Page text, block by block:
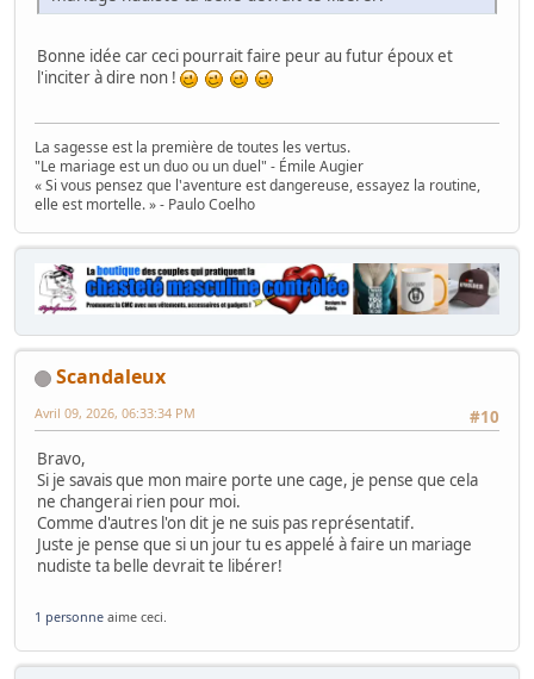
Bonne idée car ceci pourrait faire peur au futur époux et
l'inciter à dire non !
La sagesse est la première de toutes les vertus.
"Le mariage est un duo ou un duel" - Émile Augier
« Si vous pensez que l'aventure est dangereuse, essayez la routine,
elle est mortelle. » - Paulo Coelho
Scandaleux
#10
Avril 09, 2026, 06:33:34 PM
Bravo,
Si je savais que mon maire porte une cage, je pense que cela
ne changerai rien pour moi.
Comme d'autres l'on dit je ne suis pas représentatif.
Juste je pense que si un jour tu es appelé à faire un mariage
nudiste ta belle devrait te libérer!
1 personne aime ceci.